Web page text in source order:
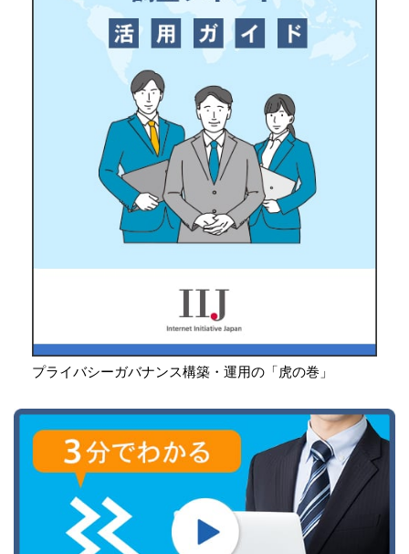
プライバシーガバナンス構築・運用の「虎の巻」